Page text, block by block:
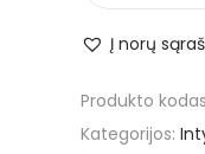
Į norų
Produkto
Kategorijos: